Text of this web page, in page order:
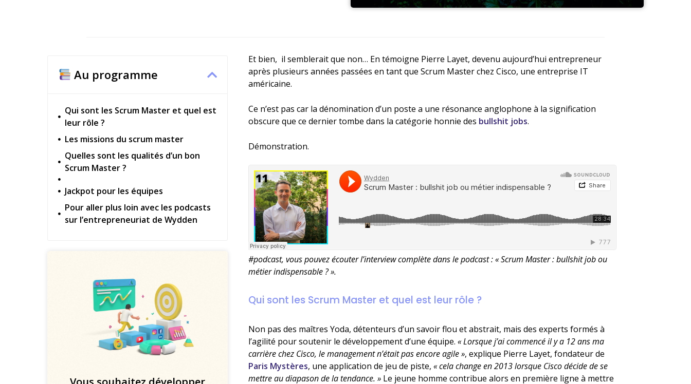
Au programme
Qui sont les Scrum Master et quel est
leur rôle ?
Les missions du scrum master
Quelles sont les qualités d’un bon
Scrum Master ?
Jackpot pour les équipes
Pour aller plus loin avec les podcasts
sur l’entrepreneuriat de Wydden
Et bien, il semblerait que non… En témoigne Pierre Layet, devenu aujourd’hui entrepreneur
après plusieurs années passées en tant que Scrum Master chez Cisco, une entreprise IT
américaine.
Ce n’est pas car la dénomination d’un poste a une résonance anglophone à la signification
obscure que ce dernier tombe dans la catégorie honnie des bullshit jobs.
Démonstration.
#podcast, vous pouvez écouter l’interview complète dans le podcast : « Scrum Master : bullshit job ou
métier indispensable ? ».
Qui sont les Scrum Master et quel est leur rôle ?
Non pas des maîtres Yoda, détenteurs d’un savoir flou et abstrait, mais des experts formés à
l’agilité pour soutenir le développement d’une équipe.« Lorsque j’ai commencé il y a 12 ans ma
carrière chez Cisco, le management n’était pas encore agile », explique Pierre Layet, fondateur de
Paris Mystères, une application de jeu de piste,« cela change en 2013 lorsque Cisco décide de se
mettre au diapason de la tendance. » Le jeune homme contribue alors en première ligne à mettre